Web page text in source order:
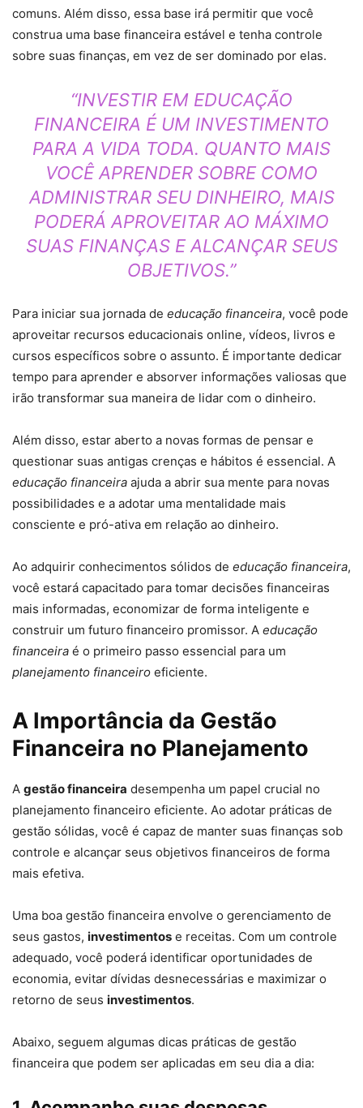
comuns. Além disso, essa base irá permitir que você
construa uma base financeira estável e tenha controle
sobre suas finanças, em vez de ser dominado por elas.
“INVESTIR EM EDUCAÇÃO
FINANCEIRA É UM INVESTIMENTO
PARA A VIDA TODA. QUANTO MAIS
VOCÊ APRENDER SOBRE COMO
ADMINISTRAR SEU DINHEIRO, MAIS
PODERÁ APROVEITAR AO MÁXIMO
SUAS FINANÇAS E ALCANÇAR SEUS
OBJETIVOS.”
Para iniciar sua jornada de educação financeira, você pode
aproveitar recursos educacionais online, vídeos, livros e
cursos específicos sobre o assunto. É importante dedicar
tempo para aprender e absorver informações valiosas que
irão transformar sua maneira de lidar com o dinheiro.
Além disso, estar aberto a novas formas de pensar e
questionar suas antigas crenças e hábitos é essencial. A
educação financeira ajuda a abrir sua mente para novas
possibilidades e a adotar uma mentalidade mais
consciente e pró-ativa em relação ao dinheiro.
Ao adquirir conhecimentos sólidos de educação financeira,
você estará capacitado para tomar decisões financeiras
mais informadas, economizar de forma inteligente e
construir um futuro financeiro promissor. A educação
financeira é o primeiro passo essencial para um
planejamento financeiro eficiente.
A Importância da Gestão
Financeira no Planejamento
A gestão financeira desempenha um papel crucial no
planejamento financeiro eficiente. Ao adotar práticas de
gestão sólidas, você é capaz de manter suas finanças sob
controle e alcançar seus objetivos financeiros de forma
mais efetiva.
Uma boa gestão financeira envolve o gerenciamento de
seus gastos, investimentos e receitas. Com um controle
adequado, você poderá identificar oportunidades de
economia, evitar dívidas desnecessárias e maximizar o
retorno de seus investimentos.
Abaixo, seguem algumas dicas práticas de gestão
financeira que podem ser aplicadas em seu dia a dia: